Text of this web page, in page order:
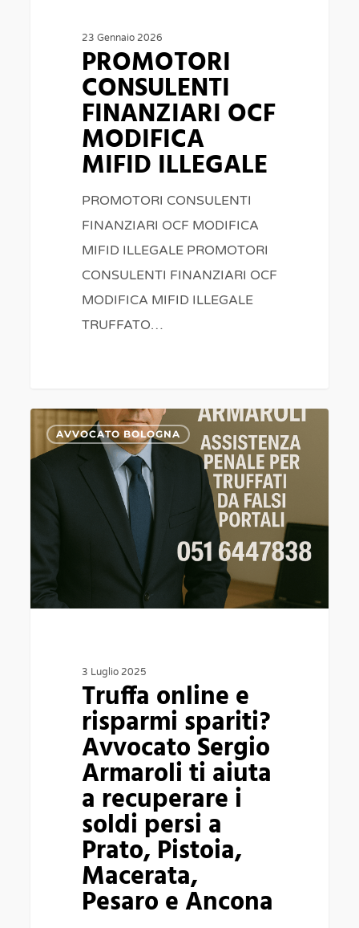
23 Gennaio 2026
PROMOTORI
CONSULENTI
FINANZIARI OCF
MODIFICA
MIFID ILLEGALE
PROMOTORI CONSULENTI
FINANZIARI OCF MODIFICA
MIFID ILLEGALE PROMOTORI
CONSULENTI FINANZIARI OCF
MODIFICA MIFID ILLEGALE
TRUFFATO…
online
risparmi
spariti?
Sergio
Armaroli
recuperare
Macerata,
AVVOCATO BOLOGNA
3 Luglio 2025
Truffa online e
risparmi spariti?
Avvocato Sergio
Armaroli ti aiuta
a recuperare i
soldi persi a
Prato, Pistoia,
Macerata,
Pesaro e Ancona